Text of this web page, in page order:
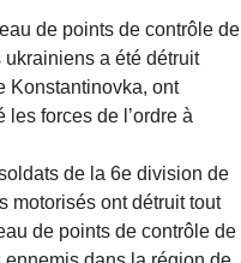
de points de contrôle de
ukrainiens a été détruit
Konstantinovka, ont
les forces de l’ordre à
de la 6e division de
motorisés ont détruit tout
de points de contrôle de